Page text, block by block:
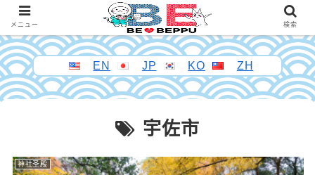
EN JP KO ZH
宇佐市
神社圣殿
メニュー 検索